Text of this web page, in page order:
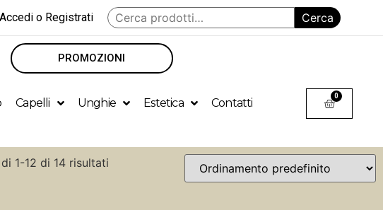
Accedi o Registrati Cerca
PROMOZIONI
Capelli Unghie Estetica Contatti
0
1-12 di 14 risultati